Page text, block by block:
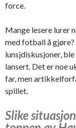
force.
Mange lesere lurer
med fotball å gjøre?
lunsjdiskusjoner,
lansert. Det er noe
far, men
spillet.
Slike